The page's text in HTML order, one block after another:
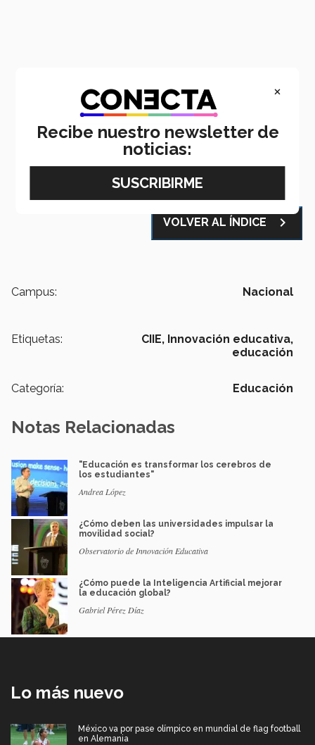
WhatsApp
LinkedIn
Email
VOLVER AL ÍNDICE navigate_next
Campus: Nacional
Etiquetas: CIIE, Innovación educativa,
educación
Categoría: Educación
Notas Relacionadas
"Educación es transformar los cerebros de
los estudiantes"
Andrea López
¿Cómo deben las universidades impulsar la
movilidad social?
Observatorio de Innovación Educativa
¿Cómo puede la Inteligencia Artificial mejorar
la educación global?
Gabriel Pérez Díaz
Lo más nuevo
México va por pase olímpico en mundial de flag football
en Alemania
×
Recibe nuestro newsletter de
noticias: